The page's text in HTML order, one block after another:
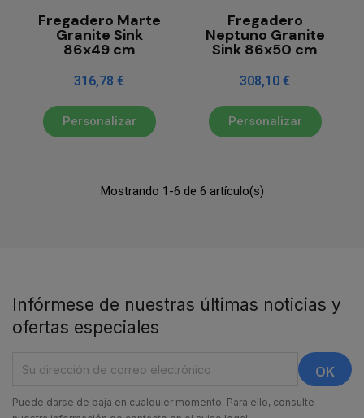
Fregadero Marte
Granite Sink
86x49 cm
316,78 €
Personalizar
Fregadero
Neptuno Granite
Sink 86x50 cm
308,10 €
Personalizar
Mostrando 1-6 de 6 artículo(s)
Infórmese de nuestras últimas noticias y
ofertas especiales
Puede darse de baja en cualquier momento. Para ello, consulte